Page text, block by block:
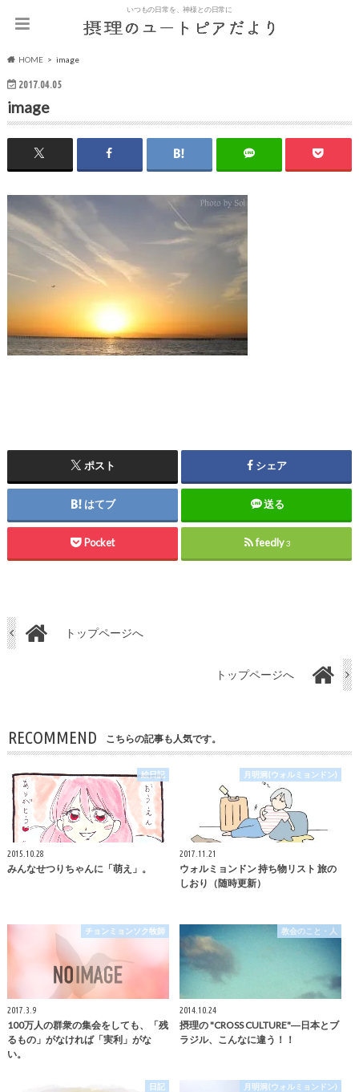
いつもの日常を、神様との日常に
HOME image
2017.04.05
image
ポスト シェア
はてブ 送る
Pocket feedly3
トップページへ
トップページへ
RECOMMEND こちらの記事も人気です。
絵日記
2015.10.28
みんなせつりちゃんに「萌え」。
月明洞(ウォルミョンドン)
2017.11.21
ウォルミョンドン 持ち物リスト 旅の
しおり（随時更新）
チョンミョンソク牧師
2017.3.9
100万人の群衆の集会をしても、「残
るもの」がなければ「実利」がな
い。
教会のこと・人
2014.10.24
摂理の "CROSS CULTURE"―日本とブ
ラジル、こんなに違う！！
日記 月明洞(ウォルミョンドン)